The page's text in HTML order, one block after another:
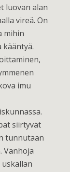
luovan alan
vireä. On
mihin
kääntyä.
imu
siirtyvät
tunnutaan
Vanhoja